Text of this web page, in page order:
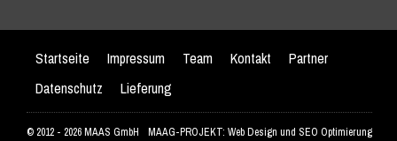
Startseite Impressum Team Kontakt
Partner
Datenschutz
Lieferung
© 2012 - 2026 MAAS GmbH MAAG-PROJEKT: Web Design und SEO Optimierung